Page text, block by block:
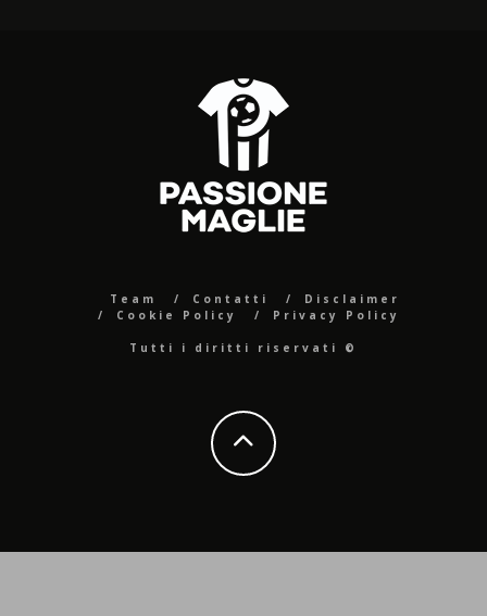
Team Contatti
Disclaimer
Cookie Policy
Privacy Policy
Tutti i diritti riservati ©